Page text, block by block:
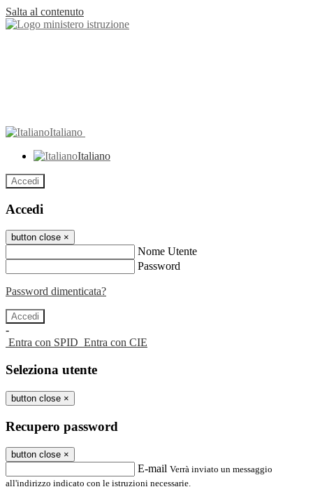
Salta al contenuto
Italiano
Italiano
Accedi
Accedi
button close ×
Nome Utente
Password
Password dimenticata?
-
Entra con SPID Entra con CIE
Seleziona utente
button close ×
Recupero password
button close ×
E-mail Verrà inviato un messaggio
all'indirizzo indicato con le istruzioni necessarie.